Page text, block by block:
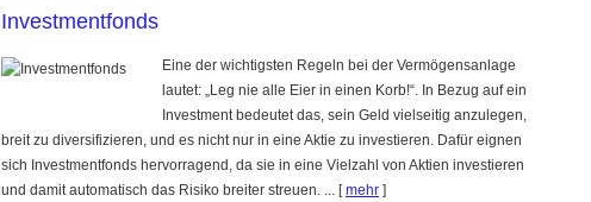
Investmentfonds
Eine der wichtigsten Regeln bei der Vermögensanlage
lautet: „Leg nie alle Eier in einen Korb!“. In Bezug auf ein
Investment bedeutet das, sein Geld vielseitig anzulegen,
breit zu diversifizieren, und es nicht nur in eine Aktie zu investieren. Dafür eignen
sich Investmentfonds hervorragend, da sie in eine Vielzahl von Aktien investieren
und damit automatisch das Risiko breiter streuen. ... [mehr ]